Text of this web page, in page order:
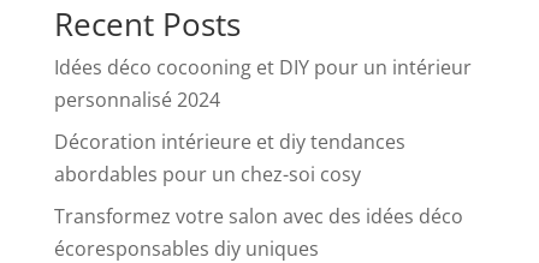
Recent Posts
Idées déco cocooning et DIY pour un intérieur
personnalisé 2024
Décoration intérieure et diy tendances
abordables pour un chez-soi cosy
Transformez votre salon avec des idées déco
écoresponsables diy uniques